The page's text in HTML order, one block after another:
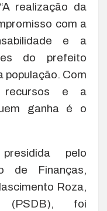
realização da
com a
e a
do prefeito
população. Com
e a
ganha é o
pelo
de Finanças,
Roza,
(PSDB), foi